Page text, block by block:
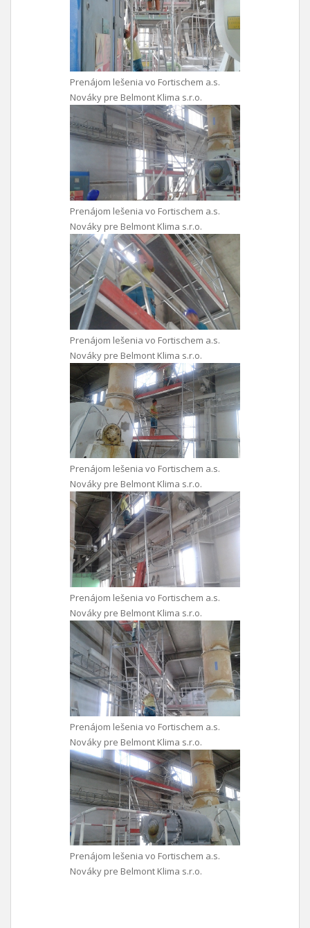
Prenájom lešenia vo Fortischem a.s.
Nováky pre Belmont Klima s.r.o.
Prenájom lešenia vo Fortischem a.s.
Nováky pre Belmont Klima s.r.o.
Prenájom lešenia vo Fortischem a.s.
Nováky pre Belmont Klima s.r.o.
Prenájom lešenia vo Fortischem a.s.
Nováky pre Belmont Klima s.r.o.
Prenájom lešenia vo Fortischem a.s.
Nováky pre Belmont Klima s.r.o.
Prenájom lešenia vo Fortischem a.s.
Nováky pre Belmont Klima s.r.o.
Prenájom lešenia vo Fortischem a.s.
Nováky pre Belmont Klima s.r.o.